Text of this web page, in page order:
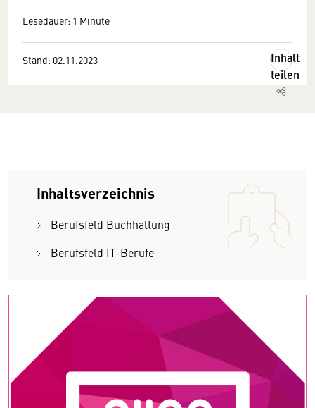
Lesedauer: 1 Minute
Stand: 02.11.2023
Inhalt
teilen
Inhaltsverzeichnis
Berufsfeld Buchhaltung
Berufsfeld IT-Berufe